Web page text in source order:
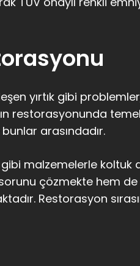
yırtık gibi
restorasyonunda temel
arasındadır.
malzemelerle koltuk
çözmekte hem
Restorasyon